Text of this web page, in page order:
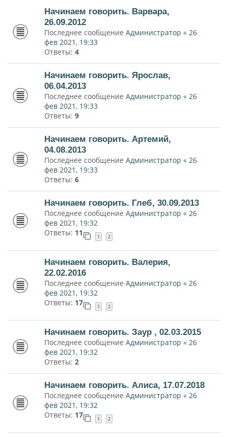
Начинаем говорить. Варвара,
26.09.2012
Последнее сообщение Администратор « 26
фев 2021, 19:33
Ответы: 4
Начинаем говорить. Ярослав,
06.04.2013
Последнее сообщение Администратор « 26
фев 2021, 19:33
Ответы: 9
Начинаем говорить. Артемий,
04.08.2013
Последнее сообщение Администратор « 26
фев 2021, 19:33
Ответы: 6
Начинаем говорить. Глеб, 30.09.2013
Последнее сообщение Администратор « 26
фев 2021, 19:32
Ответы: 11 1 2
Начинаем говорить. Валерия,
22.02.2016
Последнее сообщение Администратор « 26
фев 2021, 19:32
Ответы: 17 1 2
Начинаем говорить. Заур , 02.03.2015
Последнее сообщение Администратор « 26
фев 2021, 19:32
Ответы: 2
Начинаем говорить. Алиса, 17.07.2018
Последнее сообщение Администратор « 26
фев 2021, 19:32
Ответы: 17 1 2